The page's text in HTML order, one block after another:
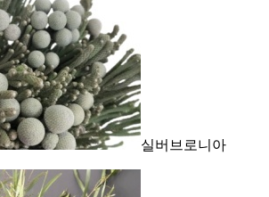
실버브로니아